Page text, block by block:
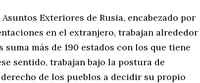
Exteriores de Rusia, encabezado por
en el extranjero, trabajan alrededor
más de 190 estados con los que tiene
sentido, trabajan bajo la postura de
de los pueblos a decidir su propio